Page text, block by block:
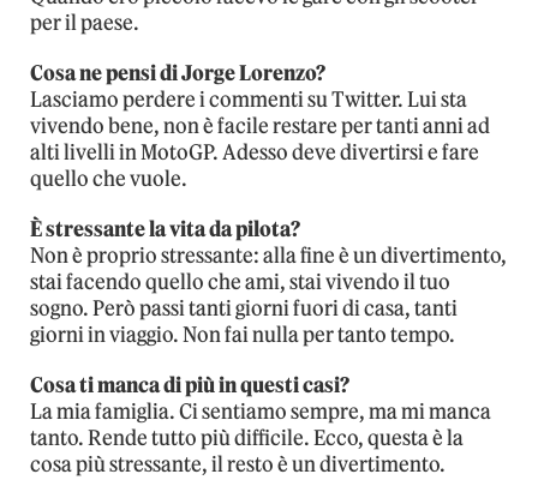
per il paese.
Cosa ne pensi di Jorge Lorenzo?
Lasciamo perdere i commenti su Twitter. Lui sta
vivendo bene, non è facile restare per tanti anni ad
alti livelli in MotoGP. Adesso deve divertirsi e fare
quello che vuole.
È stressante la vita da pilota?
Non è proprio stressante: alla fine è un divertimento,
stai facendo quello che ami, stai vivendo il tuo
sogno. Però passi tanti giorni fuori di casa, tanti
giorni in viaggio. Non fai nulla per tanto tempo.
Cosa ti manca di più in questi casi?
La mia famiglia. Ci sentiamo sempre, ma mi manca
tanto. Rende tutto più difficile. Ecco, questa è la
cosa più stressante, il resto è un divertimento.